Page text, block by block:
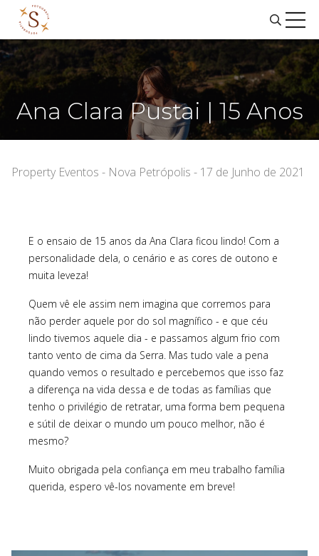
Ana Clara Pustai | 15 Anos
Property Eventos - Nova Petrópolis - 17 de Junho de 2021
E o ensaio de 15 anos da Ana Clara ficou lindo! Com a
personalidade dela, o cenário e as cores de outono e
muita leveza!
Quem vê ele assim nem imagina que corremos para
não perder aquele por do sol magnífico - e que céu
lindo tivemos aquele dia - e passamos algum frio com
tanto vento de cima da Serra. Mas tudo vale a pena
quando vemos o resultado e percebemos que isso faz
a diferença na vida dessa e de todas as famílias que
tenho o privilégio de retratar, uma forma bem pequena
e sútil de deixar o mundo um pouco melhor, não é
mesmo?
Muito obrigada pela confiança em meu trabalho família
querida, espero vê-los novamente em breve!